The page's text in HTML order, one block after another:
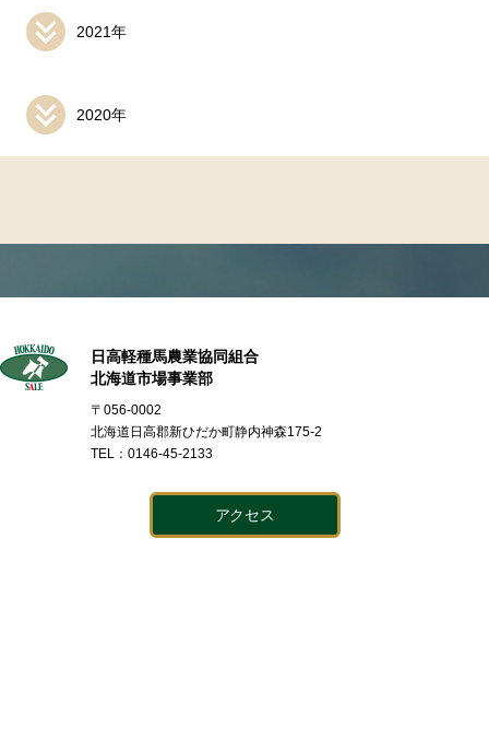
2021年
2020年
日高軽種馬農業協同組合
北海道市場事業部
〒056-0002
北海道日高郡新ひだか町静内神森175-2
TEL：0146-45-2133
アクセス